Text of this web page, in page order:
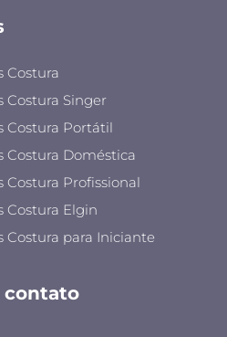
Costura
Costura Singer
Costura Portátil
Costura Doméstica
Costura Profissional
Costura Elgin
Costura para Iniciante
contato